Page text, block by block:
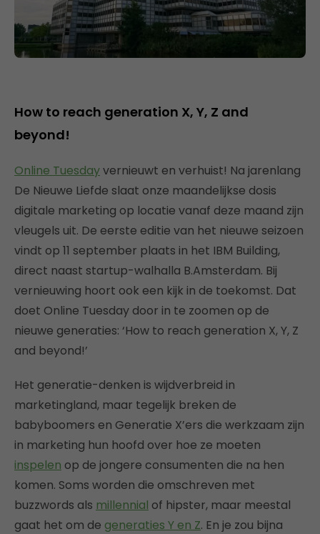
How to reach generation X, Y, Z and
beyond!
Online Tuesdayvernieuwt en verhuist! Na jarenlang
De Nieuwe Liefde slaat onze maandelijkse dosis
digitale marketing op locatie vanaf deze maand zijn
vleugels uit. De eerste editie van het nieuwe seizoen
vindt op 11 september plaats in het IBM Building,
direct naast startup-walhalla B.Amsterdam. Bij
vernieuwing hoort ook een kijk in de toekomst. Dat
doet Online Tuesday door in te zoomen op de
nieuwe generaties: ‘How to reach generation X, Y, Z
and beyond!’
Het generatie-denken is wijdverbreid in
marketingland, maar tegelijk breken de
babyboomers en Generatie X’ers die werkzaam zijn
in marketing hun hoofd over hoe ze moeten
inspelen op de jongere consumenten die na hen
komen. Soms worden die omschreven met
buzzwords als millennial of hipster, maar meestal
gaat het om de generaties Y en Z. En je zou bijna